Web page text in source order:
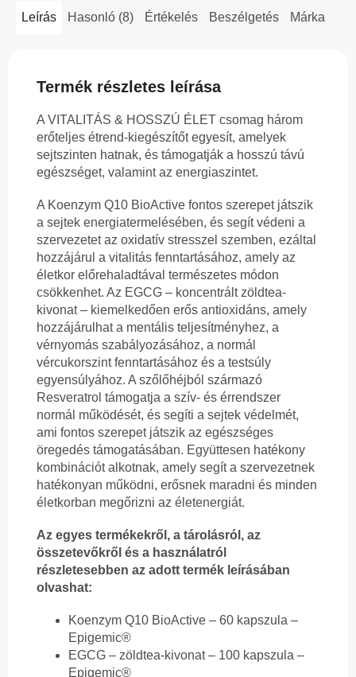
Leírás Hasonló (8) Értékelés Beszélgetés Márka
Termék részletes leírása
A VITALITÁS & HOSSZÚ ÉLET csomag három
erőteljes étrend-kiegészítőt egyesít, amelyek
sejtszinten hatnak, és támogatják a hosszú távú
egészséget, valamint az energiaszintet.
A Koenzym Q10 BioActive fontos szerepet játszik
a sejtek energiatermelésében, és segít védeni a
szervezetet az oxidatív stresszel szemben, ezáltal
hozzájárul a vitalitás fenntartásához, amely az
életkor előrehaladtával természetes módon
csökkenhet. Az EGCG – koncentrált zöldtea-
kivonat – kiemelkedően erős antioxidáns, amely
hozzájárulhat a mentális teljesítményhez, a
vérnyomás szabályozásához, a normál
vércukorszint fenntartásához és a testsúly
egyensúlyához. A szőlőhéjból származó
Resveratrol támogatja a szív- és érrendszer
normál működését, és segíti a sejtek védelmét,
ami fontos szerepet játszik az egészséges
öregedés támogatásában. Együttesen hatékony
kombinációt alkotnak, amely segít a szervezetnek
hatékonyan működni, erősnek maradni és minden
életkorban megőrizni az életenergiát.
Az egyes termékekről, a tárolásról, az
összetevőkről és a használatról
részletesebben az adott termék leírásában
olvashat:
Koenzym Q10 BioActive – 60 kapszula –
Epigemic®
EGCG – zöldtea-kivonat – 100 kapszula –
Epigemic®